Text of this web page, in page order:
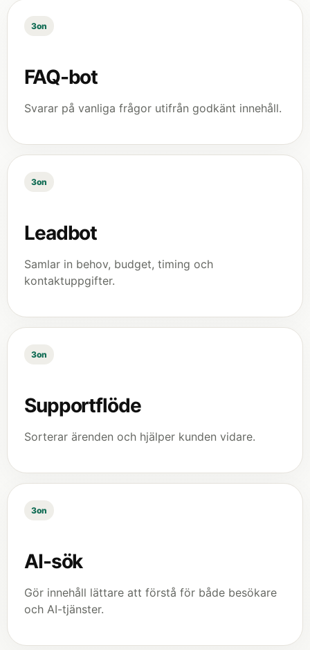
3on
FAQ-bot
Svarar på vanliga frågor utifrån godkänt innehåll.
3on
Leadbot
Samlar in behov, budget, timing och
kontaktuppgifter.
3on
Supportflöde
Sorterar ärenden och hjälper kunden vidare.
3on
AI-sök
Gör innehåll lättare att förstå för både besökare
och AI-tjänster.